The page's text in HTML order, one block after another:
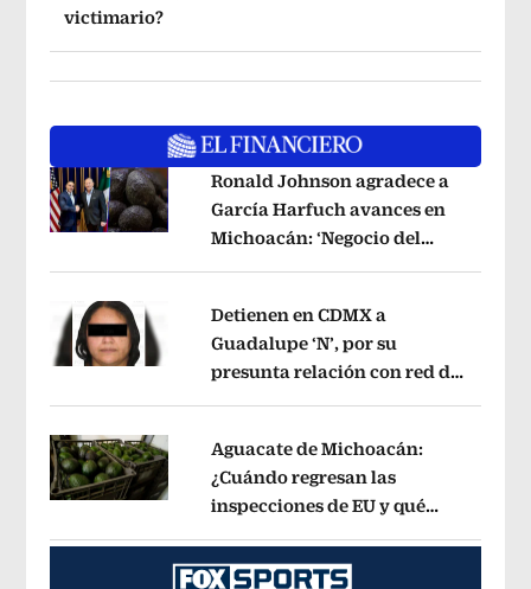
victimario?
Opens in new window
Ronald Johnson agradece a
García Harfuch avances en
Michoacán: ‘Negocio del
Opens in new window
Detienen en CDMX a
Guadalupe ‘N’, por su
presunta relación con red de
Opens in new window
Aguacate de Michoacán:
¿Cuándo regresan las
inspecciones de EU y qué